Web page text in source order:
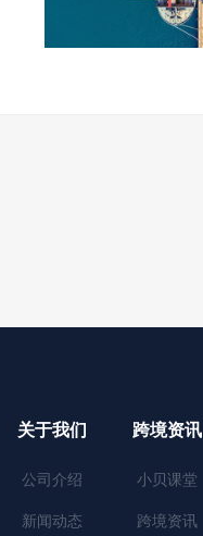
关于我们
公司介绍
新闻动态
跨境资讯
小贝课堂
跨境资讯